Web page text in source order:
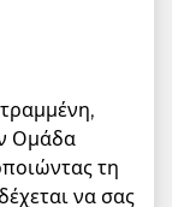
Ομάδα
τη
να σας